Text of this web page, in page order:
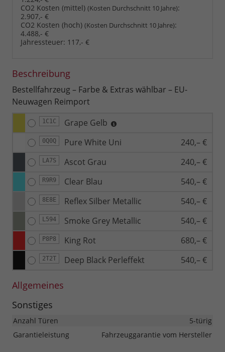
CO2 Kosten (mittel) (Kosten Durchschnitt 10 Jahre):
2.907,- €
CO2 Kosten (hoch) (Kosten Durchschnitt 10 Jahre):
4.488,- €
Jahressteuer: 117,- €
Beschreibung
Bestellfahrzeug – Farbe & Extras wählbar – EU-
Neuwagen Reimport
1C1C Grape Gelb
0Q0Q Pure White Uni 240,– €
LA7S Ascot Grau 240,– €
R9R9 Clear Blau 540,– €
8E8E Reflex Silber Metallic 540,– €
L594 Smoke Grey Metallic 540,– €
P8P8 King Rot 680,– €
2T2T Deep Black Perleffekt 540,– €
Allgemeines
Sonstiges
Anzahl Türen
5-türig
Garantieleistung
Fahrzeuggarantie vom Hersteller